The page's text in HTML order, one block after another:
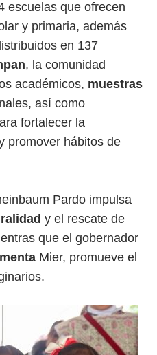
escuelas que ofrecen
y primaria, además
en 137
, la comunidad
académicos, muestras
así como
fortalecer la
promover hábitos de
Pardo impulsa
y el rescate de
que el gobernador
Mier, promueve el